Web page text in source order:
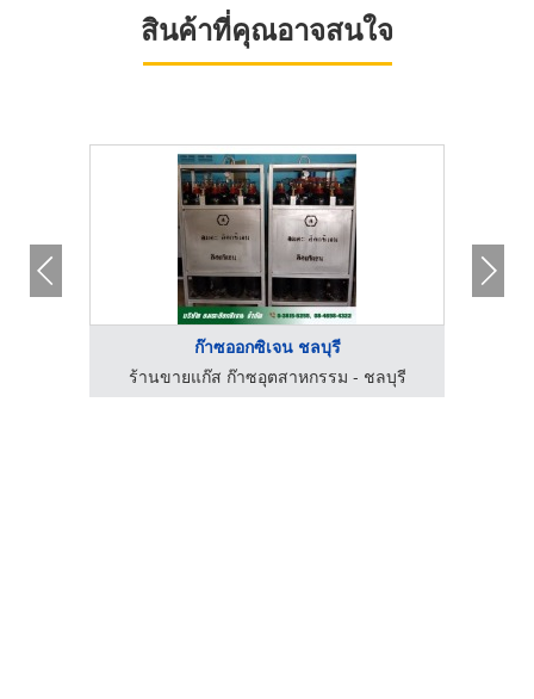
สินค้าที่คุณอาจสนใจ
ก๊าซออกซิเจน ชลบุรี
ร้านขายแก๊ส ก๊าซอุตสาหกรรม - ชลบุรี